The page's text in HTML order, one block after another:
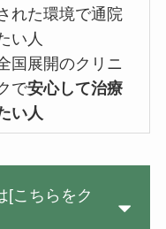
れた環境で通院
い人
国展開のクリニ
で安心して治療
い人
[こちらをク